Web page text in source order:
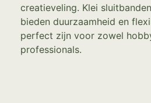
creatieveling. Klei
bieden duurzaamheid en
perfect zijn voor zowel
professionals.